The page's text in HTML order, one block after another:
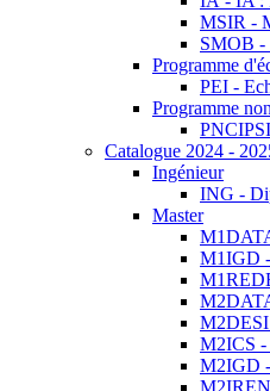
MSIR -
SMOB -
Programme
PEI -
Programme
Catalogue 2024 -
Ingénieur
ING -
Master
M1IGD
M2DESI
M2ICS -
M2IGD
M2IREN